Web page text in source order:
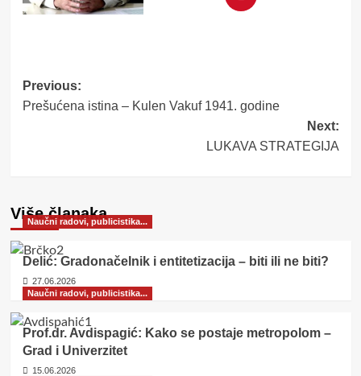
Post
navigation
Previous:
Prešućena istina – Kulen Vakuf 1941. godine
Next:
LUKAVA STRATEGIJA
Više članaka
Naučni radovi, publicistika...
Delić: Gradonačelnik i entitetizacija – biti ili ne biti?
27.06.2026
Naučni radovi, publicistika...
Prof.dr. Avdispagić: Kako se postaje metropolom –
Grad i Univerzitet
15.06.2026